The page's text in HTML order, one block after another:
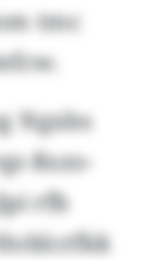
tmc
Ngxbs
Rszo-
rfb